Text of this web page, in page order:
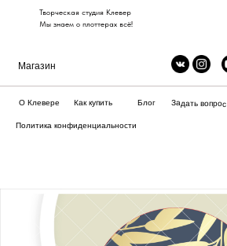
Магазин
О Клевере Блог
Политика конфиденциальности
Творческая студия Клевер
Мы знаем о плоттерах всё!
Задать вопрос
Как купить